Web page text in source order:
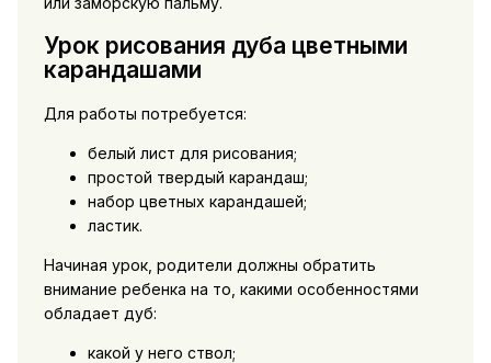
Урок рисования дуба цветными
карандашами
Для работы потребуется:
белый лист для рисования;
простой твердый карандаш;
набор цветных карандашей;
ластик.
Начиная урок, родители должны обратить
внимание ребенка на то, какими особенностями
обладает дуб:
какой у него ствол;